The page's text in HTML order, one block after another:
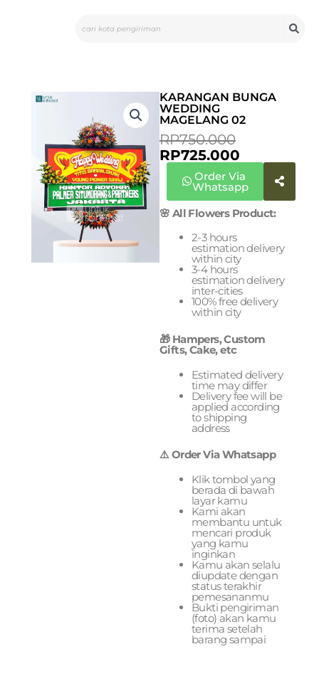
KARANGAN BUNGA
WEDDING
MAGELANG 02
RP750.000
WAS:
RP725.000
IS:
RP725.000.
Order Via
Whatsapp
🌸 All Flowers Product:
2-3 hours
estimation delivery
within city
3-4 hours
estimation delivery
inter-cities
100% free delivery
within city
🎁 Hampers, Custom
Gifts, Cake, etc
Estimated delivery
time may differ
Delivery fee will be
applied according
to shipping
address
⚠️ Order Via Whatsapp
Klik tombol yang
berada di bawah
layar kamu
Kami akan
membantu untuk
mencari produk
yang kamu
inginkan
Kamu akan selalu
diupdate dengan
status terakhir
pemesananmu
Bukti pengiriman
(foto) akan kamu
terima setelah
barang sampai